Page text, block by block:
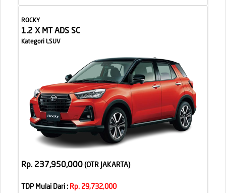
ROCKY
1.2 X MT ADS SC
Kategori LSUV
Rp. 237,950,000 (OTR JAKARTA)
TDP Mulai Dari : Rp. 29,732,000